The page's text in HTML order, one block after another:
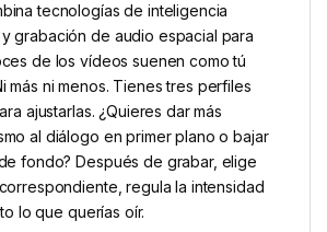
tecnologías de inteligencia
grabación de audio espacial para
de los vídeos suenen como tú
más ni menos. Tienes tres perfiles
ajustarlas. ¿Quieres dar más
al diálogo en primer plano o bajar
fondo? Después de grabar, elige
regula la intensidad
lo que querías oír.